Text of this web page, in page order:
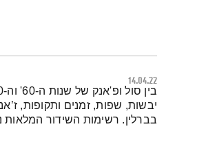
14.04.22
תמצית הפודקאסט
יבשות, שפות, זמנים ותקופות,
בברלין. רשימות השידור המלאות